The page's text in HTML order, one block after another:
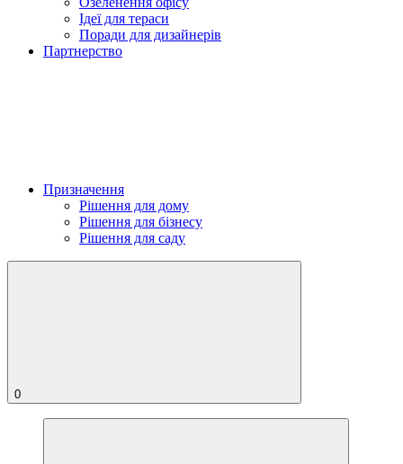
Ідеї для тераси
Поради для дизайнерів
Партнерство
Призначення
Рішення для дому
Рішення для бізнесу
Рішення для саду
0